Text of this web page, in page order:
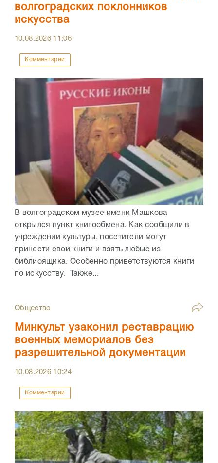
волгоградских поклонников
искусства
10.08.2026 11:06
Комментарии
В волгоградском музее имени Машкова
открылся пункт книгообмена. Как сообщили в
учреждении культуры, посетители могут
принести свои книги и взять любые из
библиоящика. Особенно приветствуются книги
по искусству. Также...
Общество
Минкульт узаконил реставрацию
военных мемориалов без
разрешительной документации
10.08.2026 10:24
Комментарии